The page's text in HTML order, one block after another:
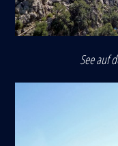
See auf